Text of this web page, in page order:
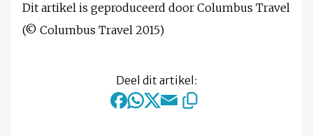
Dit artikel is geproduceerd door Columbus Travel
(© Columbus Travel 2015)
Deel dit artikel: